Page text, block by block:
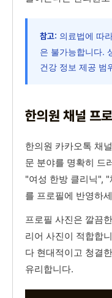
참고: 의료법에 따
은 불가능합니다.
건강 정보 제공 범
한의원 채널 프
한의원 카카오톡 채
문 분야를 명확히 드
"여성 한방 클리닉",
를 프로필에 반영하
프로필 사진은 깔끔
리어 사진이 적합합
다 현대적이고 청결
유리합니다.